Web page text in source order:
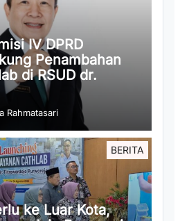
IV DPRD
Penambahan
di RSUD dr.
Rahmatasari
BERITA
ke Luar Kota,